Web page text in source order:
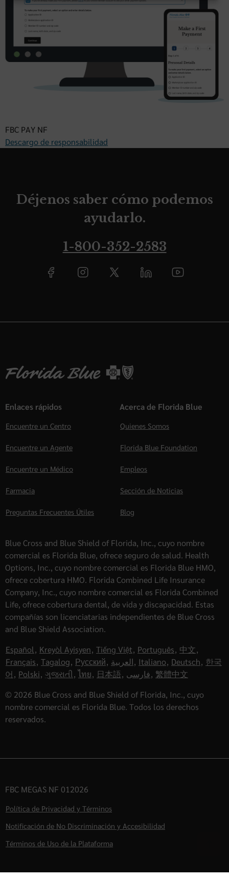
FBC PAY NF
Descargo de responsabilidad
Déjenos saber cómo podemos
ayudarlo.
1-800-352-2583
Enlaces rápidos
Encuentre un Centro
Encuentre un Agente
Encuentre un Médico
Farmacia
Preguntas Frecuentes Útiles
Acerca de Florida Blue
Quienes Somos
Florida Blue Foundation
Empleos
Sección de Noticias
Blog
Blue Cross and Blue Shield of Florida, Inc., cuyo nombre
comercial es Florida Blue, ofrece seguro de salud. Health
Options, Inc., cuyo nombre comercial es Florida Blue HMO,
ofrece cobertura HMO. Florida Combined Life Insurance
Company, Inc., cuyo nombre comercial es Florida Combined
Life, ofrece cobertura dental, de vida y discapacidad. Estas
compañías son licenciatarias independientes de Blue Cross
and Blue Shield Association.
Español, Kreyòl Ayisyen, Tiếng Việt, Português, 中文,
Français, Tagalog, Русский, العربية, Italiano, Deutsch, 한국
어, Polski, ગુજરાતી, ไทย, 日本語, فارسی, 繁體中文
© 2026 Blue Cross and Blue Shield of Florida, Inc., cuyo
nombre comercial es Florida Blue. Todos los derechos
reservados.
FBC MEGAS NF 012026
Política de Privacidad y Términos
Notificación de No Discriminación y Accesibilidad
Términos de Uso de la Plataforma